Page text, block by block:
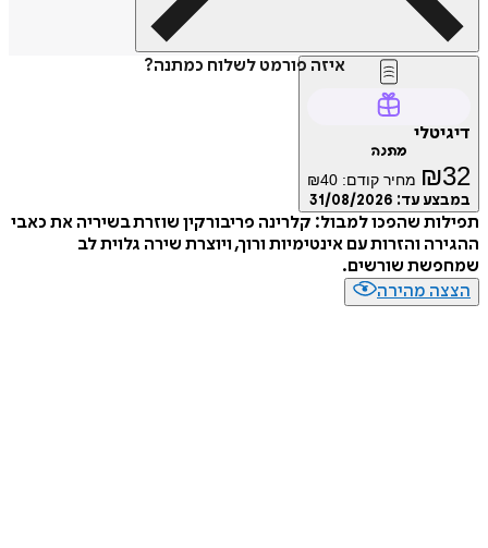
איזה פורמט לשלוח כמתנה?
דיגיטלי
מתנה
₪32 מחיר קודם: ₪40
במבצע עד: 31/08/2026
תפילות שהפכו למבול: קלרינה פריבורקין שוזרת בשיריה את כאבי
ההגירה והזרות עם אינטימיות ורוך, ויוצרת שירה גלוית לב
שמחפשת שורשים.
הצצה מהירה